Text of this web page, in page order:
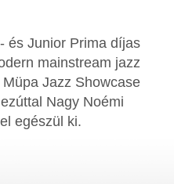
és Junior Prima díjas
mainstream jazz
Jazz Showcase
Nagy Noémi
egészül ki.